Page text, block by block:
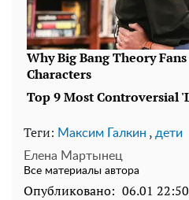
Теги: Максим Галкин , дети
Елена Мартынец
Все материалы автора
Опубликовано: 06.01 22:50